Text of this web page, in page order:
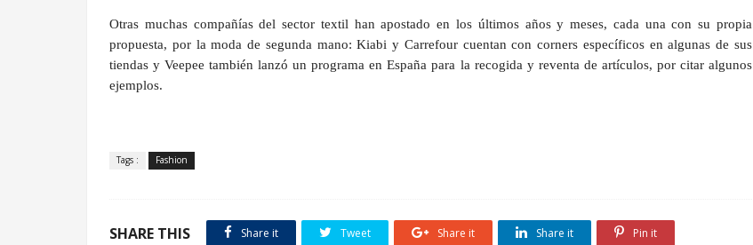
Otras muchas compañías del sector textil han apostado en los últimos años y meses, cada una con su propia
propuesta, por la moda de segunda mano: Kiabi y Carrefour cuentan con corners específicos en algunas de sus
tiendas y Veepee también lanzó un programa en España para la recogida y reventa de artículos, por citar algunos
ejemplos.
Tags : Fashion
SHARE THIS Share it Tweet Share it Share it Pin it